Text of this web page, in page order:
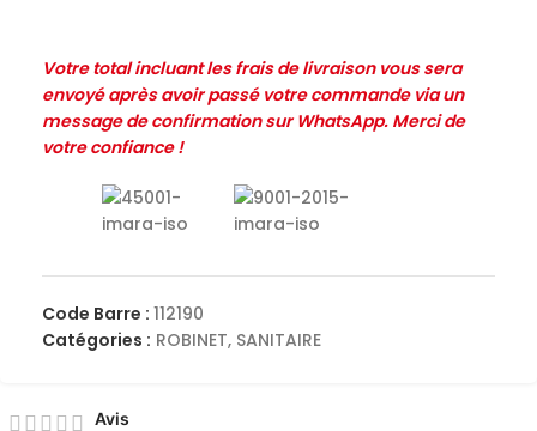
Votre total incluant les frais de livraison vous sera
envoyé après avoir passé votre commande via un
message de confirmation sur WhatsApp. Merci de
votre confiance !
Code Barre : 112190
Catégories : ROBINET, SANITAIRE
Avis